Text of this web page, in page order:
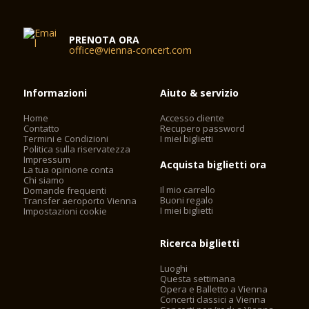
modello perfetto di un salone di musica, l'uso restaurato delle
finestre follwing la ristrutturazione aver restituito la stanza per
Dotato di circa 320 posti a sedere, si presta a una vasta
gamma di concerti di musica da camera, nonché per
ricevimenti, cene e conferenze. E 'sede del popolare serie di
concerti all'ora di pranzo, nonché ad eventi che consentano
promettenti giovani musicisti di sperimentare una fase di
concerto professionale. Molti una carriera musicale è stato
lanciato nel Schubert Sala del Konzerthaus di Vienna.
Posti a sedere: 320
Auditorium: 240 m²
Podio: 50 m²
PRENOTA ORA
office@vienna-concert.com
Informazioni
Home
Contatto
Termini e Condizioni
Politica sulla riservatezza
Impressum
La tua opinione conta
Chi siamo
Domande frequenti
Transfer aeroporto Vienna
Impostazioni cookie
Aiuto & servizio
Accesso cliente
Recupero password
I miei biglietti
Acquista biglietti ora
Il mio carrello
Buoni regalo
I miei biglietti
Ricerca biglietti
Luoghi
Questa settimana
Opera e Balletto a Vienna
Concerti classici a Vienna